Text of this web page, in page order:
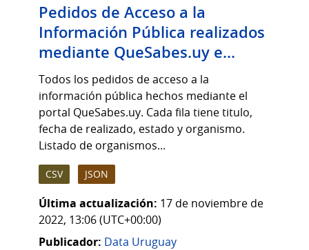
Pedidos de Acceso a la
Información Pública realizados
mediante QueSabes.uy e...
Todos los pedidos de acceso a la
información pública hechos mediante el
portal QueSabes.uy. Cada fila tiene titulo,
fecha de realizado, estado y organismo.
Listado de organismos...
CSV JSON
Última actualización: 17 de noviembre de
2022, 13:06 (UTC+00:00)
Publicador: Data Uruguay